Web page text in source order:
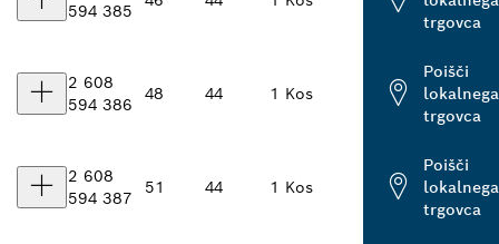
594 385
trgovca
2 608
594 386
48 44 1 Kos
Poišči
lokalnega
trgovca
2 608
594 387
51 44 1 Kos
Poišči
lokalnega
trgovca